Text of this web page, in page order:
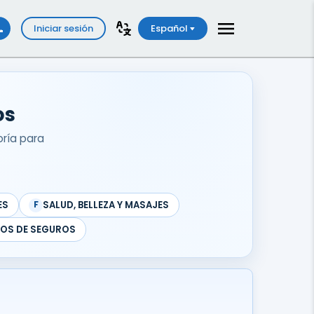
Iniciar sesión Español
para
F SALUD, BELLEZA Y MASAJES
DE SEGUROS